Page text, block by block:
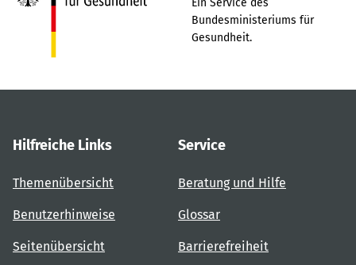
Bundesministeriums für
Gesundheit.
Hilfreiche Links
Themenübersicht
Benutzerhinweise
Seitenübersicht
Service
Beratung und Hilfe
Glossar
Barrierefreiheit